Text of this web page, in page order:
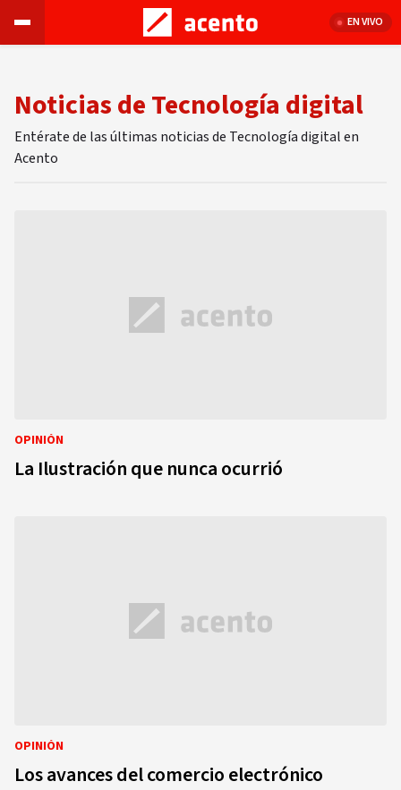
EN VIVO
Noticias de Tecnología digital
Entérate de las últimas noticias de Tecnología digital en
Acento
OPINIÓN
La Ilustración que nunca ocurrió
OPINIÓN
Los avances del comercio electrónico